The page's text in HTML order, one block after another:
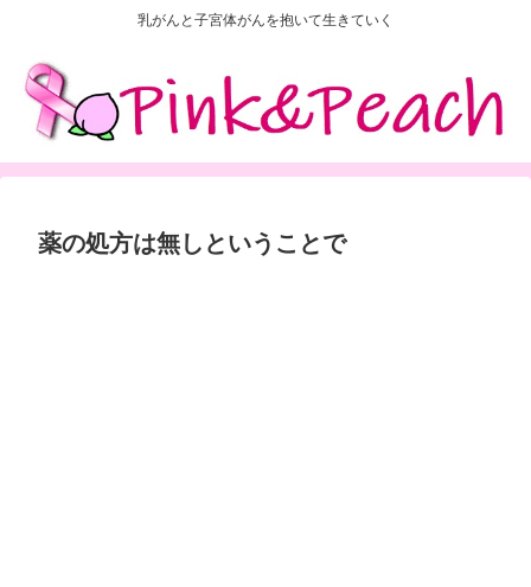
乳がんと子宮体がんを抱いて生きていく
薬の処方は無しということで